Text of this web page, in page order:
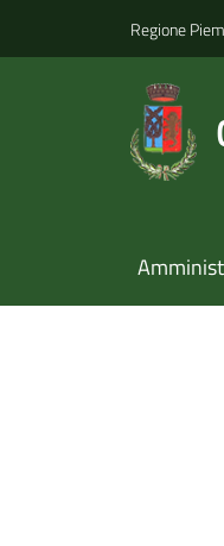
Regione